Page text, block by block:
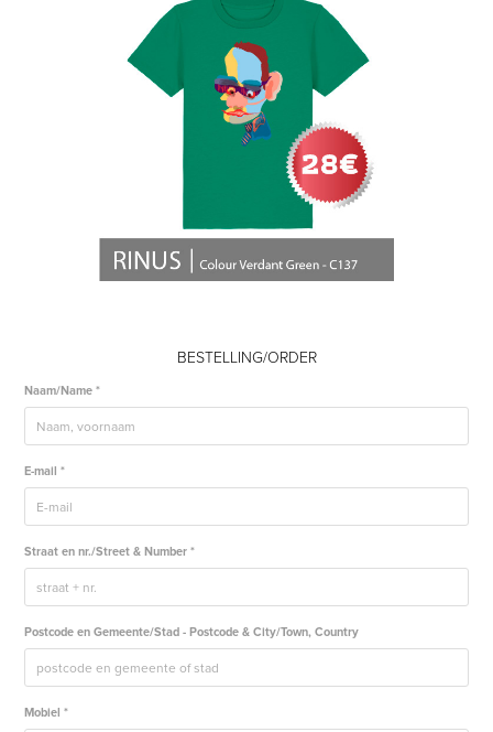
BESTELLING/ORDER
Naam/Name *
E-mail *
Straat en nr./Street & Number *
Postcode en Gemeente/Stad - Postcode & City/Town, Country
Mobiel *